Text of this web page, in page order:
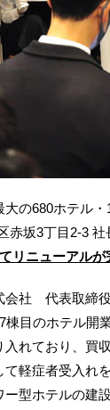
の680ホテル
赤坂3丁目2‐3
リニューアル
社 代表取締
目のホテル開
れており、買
軽症者受入
型ホテルの建